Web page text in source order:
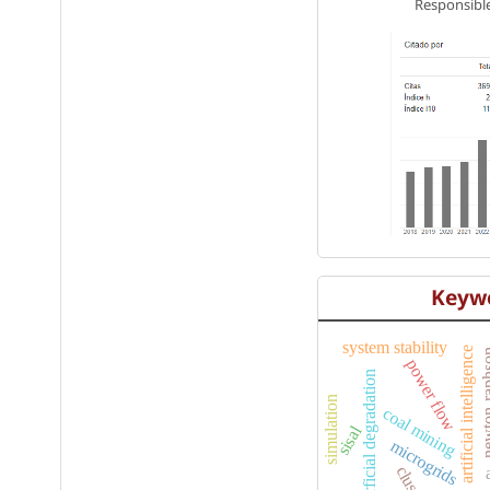
power flowartificial intelligence
system stability
coal mining
superficial degradation microgrids
sisal
simulation